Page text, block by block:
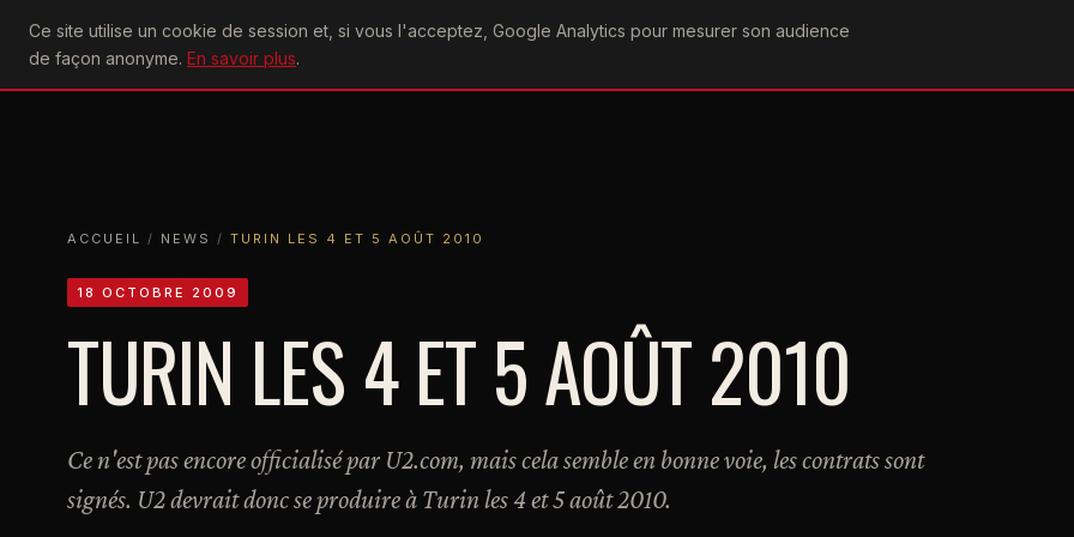
Ce site utilise un cookie de session et, si vous l'acceptez, Google Analytics pour mesurer son audience
de façon anonyme. En savoir plus.
U2achtung
ACCUEIL
ACTU CONCERTS DISCOGRAPHIEPAROLESVIDÉOGRAPHIEFORUMS
ACCUEIL / NEWS / TURIN LES 4 ET 5 AOÛT 2010
18 OCTOBRE 2009
TURIN LES 4 ET 5 AOÛT 2010
Ce n'est pas encore officialisé par U2.com, mais cela semble en bonne voie, les contrats sont
signés. U2 devrait donc se produire à Turin les 4 et 5 août 2010.